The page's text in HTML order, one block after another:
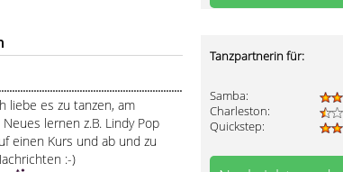
liebe es zu tanzen, am
lernen z.B. Lindy Pop
einen Kurs und ab und zu
:-)
Tanzpartnerin für:
Samba:
Charleston:
Quickstep: